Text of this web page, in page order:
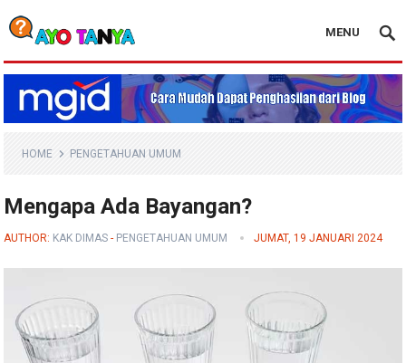
Blog Ayo Tanya
MENU
HOME PENGETAHUAN UMUM
Mengapa Ada Bayangan?
AUTHOR: KAK DIMAS - PENGETAHUAN UMUM JUMAT, 19 JANUARI 2024